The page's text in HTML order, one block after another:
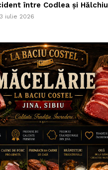
între Codlea și Hălchiu
iulie 2026